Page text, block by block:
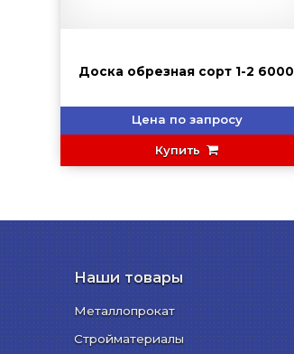
Доска обрезная сорт 1-2 6000
Цена по запросу
Купить
Наши товары
Металлопрокат
Стройматериалы